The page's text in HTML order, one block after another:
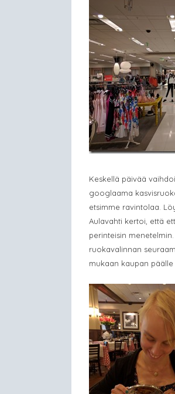
Keskellä päivää
googlaama
etsimme ravintolaa.
Aulavahti kertoi, että
perinteisin menetelmin.
ruokavalinnan
mukaan kaupan